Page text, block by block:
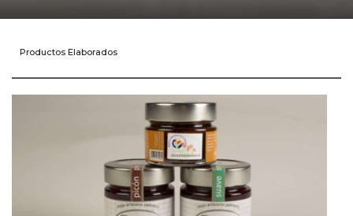
Productos Elaborados